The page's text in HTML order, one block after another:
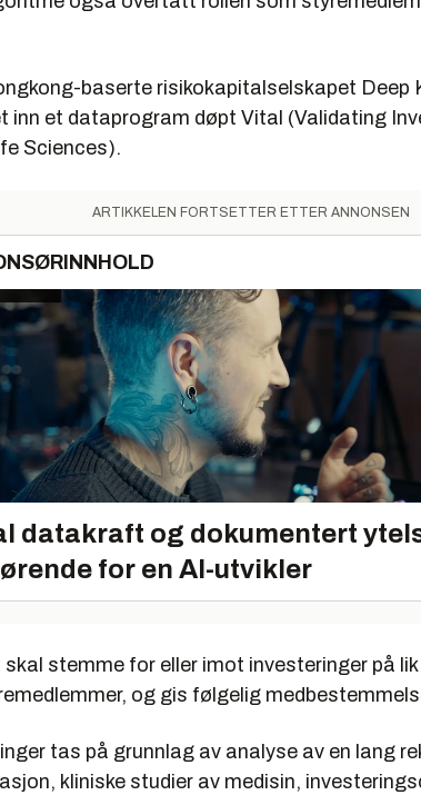
baserte risikokapitalselskapet Deep
inn et dataprogram døpt Vital (Validating
Sciences).
ARTIKKELEN FORTSETTER ETTER ANNONSEN
datakraft og dokumentert
for en AI-utvikler
stemme for eller imot investeringer på
og gis følgelig
tas på grunnlag av analyse av en lang
kliniske studier av medisin,